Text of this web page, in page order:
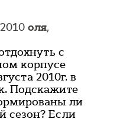
оля,
с
корпусе
2010г. в
Подскажите
ли
сезон? Если